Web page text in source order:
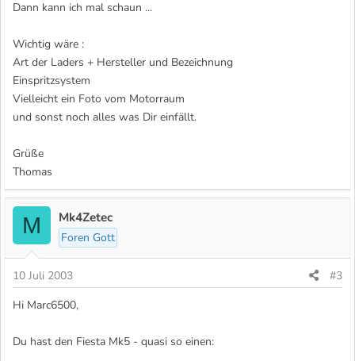
Dann kann ich mal schaun ...
Wichtig wäre :
Art der Laders + Hersteller und Bezeichnung
Einspritzsystem
Vielleicht ein Foto vom Motorraum
und sonst noch alles was Dir einfällt.
Grüße
Thomas
M Mk4Zetec
Foren Gott
10 Juli 2003
#3
Hi Marc6500,
Du hast den Fiesta Mk5 - quasi so einen: